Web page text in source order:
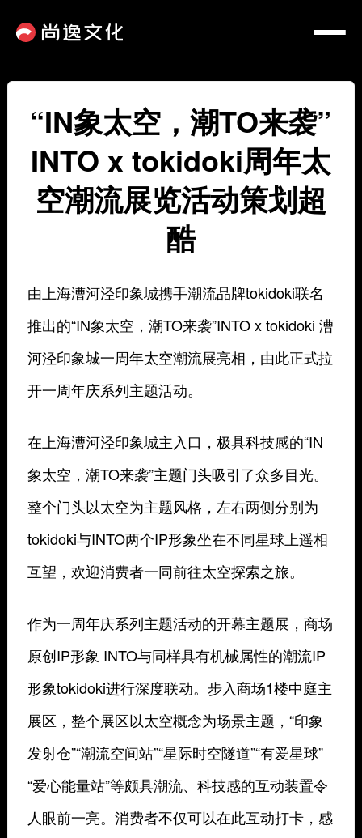
“IN象太空，潮TO来袭”
INTO x tokidoki周年太
空潮流展览活动策划超
酷
由上海漕河泾印象城携手潮流品牌tokidoki联名
推出的“IN象太空，潮TO来袭”INTO x tokidoki 漕
河泾印象城一周年太空潮流展亮相，由此正式拉
开一周年庆系列主题活动。
在上海漕河泾印象城主入口，极具科技感的“IN
象太空，潮TO来袭”主题门头吸引了众多目光。
整个门头以太空为主题风格，左右两侧分别为
tokidoki与INTO两个IP形象坐在不同星球上遥相
互望，欢迎消费者一同前往太空探索之旅。
作为一周年庆系列主题活动的开幕主题展，商场
原创IP形象 INTO与同样具有机械属性的潮流IP
形象tokidoki进行深度联动。步入商场1楼中庭主
展区，整个展区以太空概念为场景主题，“印象
发射仓”“潮流空间站”“星际时空隧道”“有爱星球”
“爱心能量站”等颇具潮流、科技感的互动装置令
人眼前一亮。消费者不仅可以在此互动打卡，感